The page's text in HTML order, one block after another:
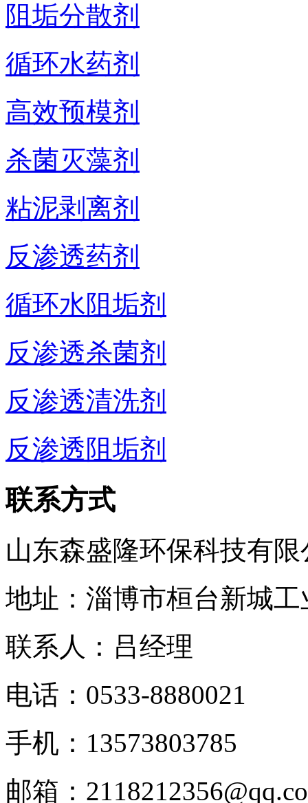
阻垢分散剂
循环水药剂
高效预模剂
杀菌灭藻剂
粘泥剥离剂
反渗透药剂
循环水阻垢剂
反渗透杀菌剂
反渗透清洗剂
反渗透阻垢剂
联系方式
山东森盛隆环保科技有限
地址：淄博市桓台新城工
联系人：吕经理
电话： 0533-8880021
手机： 13573803785
邮箱：